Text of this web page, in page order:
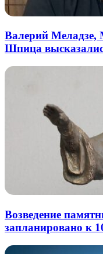
Валерий Меладзе,
Шпица
Возведение
запланировано к